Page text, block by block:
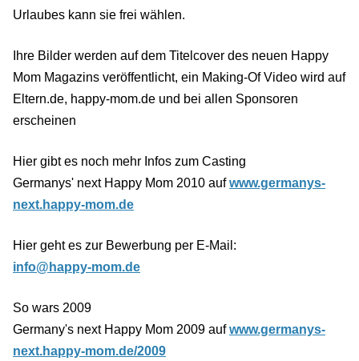
Urlaubes kann sie frei wählen.
Ihre Bilder werden auf dem Titelcover des neuen Happy
Mom Magazins veröffentlicht, ein Making-Of Video wird auf
Eltern.de, happy-mom.de und bei allen Sponsoren
erscheinen
Hier gibt es noch mehr Infos zum Casting
Germanys' next Happy Mom 2010 aufwww.germanys-
next.happy-mom.de
Hier geht es zur Bewerbung per E-Mail:
info@happy-mom.de
So wars 2009
Germany's next Happy Mom 2009 aufwww.germanys-
next.happy-mom.de/2009